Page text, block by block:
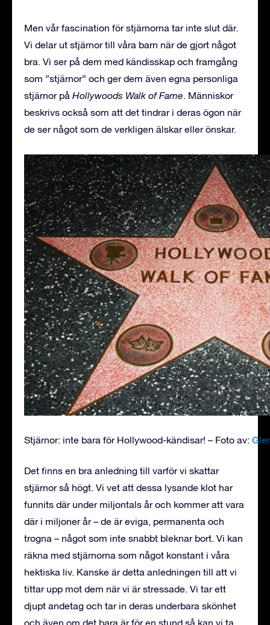
Men vår fascination för stjärnorna tar inte slut där.
Vi delar ut stjärnor till våra barn när de gjort något
bra. Vi ser på dem med kändisskap och framgång
som ”stjärnor” och ger dem även egna personliga
stjärnor på Hollywoods Walk of Fame. Människor
beskrivs också som att det tindrar i deras ögon när
de ser något som de verkligen älskar eller önskar.
Stjärnor: inte bara för Hollywood-kändisar! – Foto av:
Det finns en bra anledning till varför vi skattar
stjärnor så högt. Vi vet att dessa lysande klot har
funnits där under miljontals år och kommer att vara
där i miljoner år – de är eviga, permanenta och
trogna – något som inte snabbt bleknar bort. Vi kan
räkna med stjärnorna som något konstant i våra
hektiska liv. Kanske är detta anledningen till att vi
tittar upp mot dem när vi är stressade. Vi tar ett
djupt andetag och tar in deras underbara skönhet